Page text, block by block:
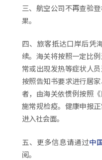
三、航空公司不再查验
果。
四、旅客抵达口岸后凭
续。海关将按照一定比
常或出现发热等症状人
按照告知书要求进行居
者，由海关依惯例按照
施常规检疫。健康申报
进入社会面。
五、更多信息请通过中
阅。